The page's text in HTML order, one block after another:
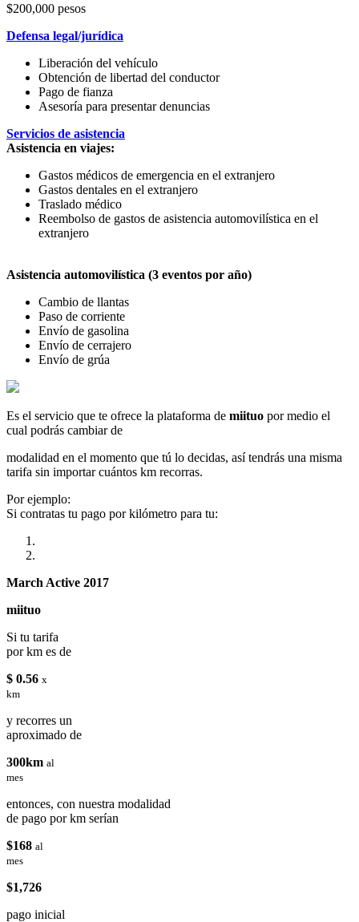
$200,000 pesos
Defensa legal/jurídica
Liberación del vehículo
Obtención de libertad del conductor
Pago de fianza
Asesoría para presentar denuncias
Servicios de asistencia
Asistencia en viajes:
Gastos médicos de emergencia en el extranjero
Gastos dentales en el extranjero
Traslado médico
Reembolso de gastos de asistencia automovilística en el
extranjero
Asistencia automovilística (3 eventos por año)
Cambio de llantas
Paso de corriente
Envío de gasolina
Envío de cerrajero
Envío de grúa
Es el servicio que te ofrece la plataforma de miituo por medio el
cual podrás cambiar de
modalidad en el momento que tú lo decidas, así tendrás una misma
tarifa sin importar cuántos km recorras.
Por ejemplo:
Si contratas tu pago por kilómetro para tu:
March Active 2017
miituo
Si tu tarifa
por km es de
$ 0.56 x
km
y recorres un
aproximado de
300km al
mes
entonces, con nuestra modalidad
de pago por km serían
$168 al
mes
$1,726
pago inicial